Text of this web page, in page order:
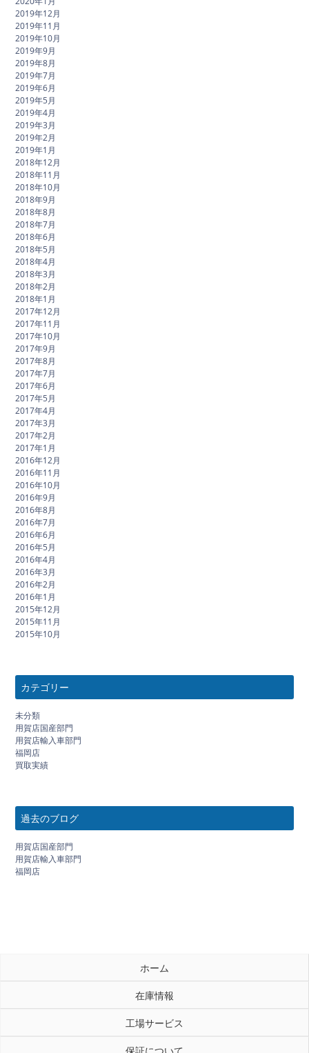
2019年12月
2019年11月
2019年10月
2019年9月
2019年8月
2019年7月
2019年6月
2019年5月
2019年4月
2019年3月
2019年2月
2019年1月
2018年12月
2018年11月
2018年10月
2018年9月
2018年8月
2018年7月
2018年6月
2018年5月
2018年4月
2018年3月
2018年2月
2018年1月
2017年12月
2017年11月
2017年10月
2017年9月
2017年8月
2017年7月
2017年6月
2017年5月
2017年4月
2017年3月
2017年2月
2017年1月
2016年12月
2016年11月
2016年10月
2016年9月
2016年8月
2016年7月
2016年6月
2016年5月
2016年4月
2016年3月
2016年2月
2016年1月
2015年12月
2015年11月
2015年10月
カテゴリー
未分類
用賀店国産部門
用賀店輸入車部門
福岡店
買取実績
過去のブログ
用賀店国産部門
用賀店輸入車部門
福岡店
ホーム
在庫情報
工場サービス